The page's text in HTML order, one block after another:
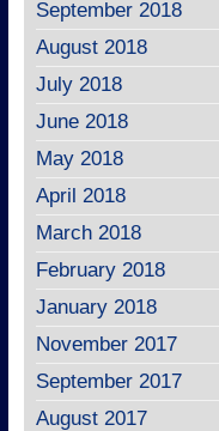
September 2018
August 2018
July 2018
June 2018
May 2018
April 2018
March 2018
February 2018
January 2018
November 2017
September 2017
August 2017